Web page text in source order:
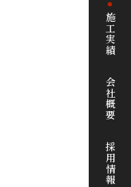
施工実績
会社概要
採用情報